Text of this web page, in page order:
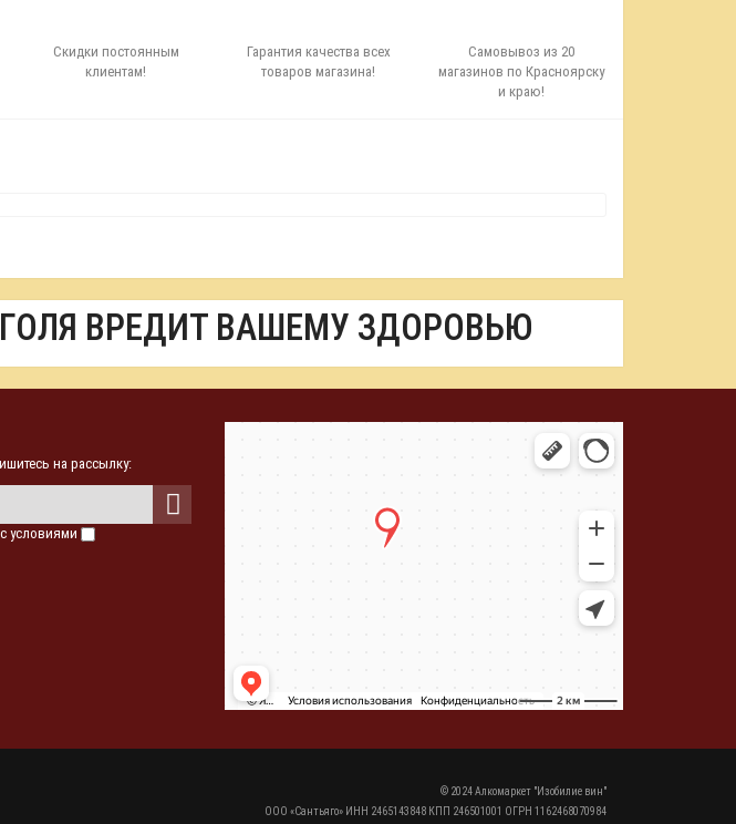
Скидки постоянным
клиентам!
Гарантия качества всех
товаров магазина!
Самовывоз из 20
магазинов по Красноярску
и краю!
ВРЕДИТ ВАШЕМУ ЗДОРОВЬЮ
на рассылку:
условиями
© 2024 Алкомаркет "Изобилие вин"
ООО «Сантьяго» ИНН 2465143848 КПП 246501001 ОГРН 1162468070984